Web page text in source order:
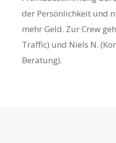
der Persönlichkeit und
mehr Geld. Zur Crew
Traffic) und Niels N.
Beratung).